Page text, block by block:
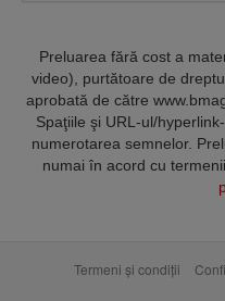
Preluarea fără cost a
video), purtătoare de
aprobată de către
Spaţiile şi URL-ul/
numerotarea semnelor.
numai în acord cu
Termeni și condiții